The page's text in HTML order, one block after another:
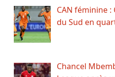
CAN féminine :
du Sud en
Chancel